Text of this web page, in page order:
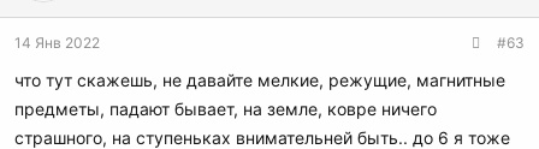
14 Янв 2022 #63
что тут скажешь, не давайте мелкие, режущие, магнитные
предметы, падают бывает, на земле, ковре ничего
страшного, на ступеньках внимательней быть.. до 6 я тоже